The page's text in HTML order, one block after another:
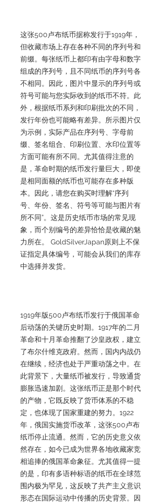
这张500卢布纸币据称发行于1919年，
但收藏市场上存在各种不同的序列号和
前缀。每张纸币上都印有由字母和数字
组成的序列号，且不同纸币的序列号各
不相同。因此，图片中显示的序列号或
符号可能与您实际收到的纸币不符。此
外，根据纸币系列和印刷批次的不同，
发行年份也可能略有差异。所示图片仅
为示例，实际产品在序列号、字母前
缀、签名组合、印刷位置、水印位置等
方面可能有所不同。尤其值得注意的
是，革命时期的纸币发行量巨大，即使
是相同面额的纸币也可能存在多种版
本。因此，请您在购买时理解“序列
号、年份、签名、符号等可能与图片有
所不同”。这是历史纸币市场的常见现
象，而个别编号的差异恰恰是收藏的魅
力所在。 GoldSilverJapan原则上不保
证指定具体编号，可能会从我们的库存
中选择并发货。
1919年版500卢布纸币发行于俄国革命
后动荡的关键历史时期。1917年的二月
革命和十月革命推翻了沙皇政权，建立
了布尔什维克政府。然而，国内内战仍
在继续，经济也处于严重动荡之中。在
此背景下，大量纸币被发行，导致通货
膨胀迅速加剧。这张纸币正是那个时代
的产物，它既反映了货币体系的不稳
定，也体现了国家重建的努力。1922
年，俄国实施货币改革，这张500卢布
纸币停止流通。然而，它的历史意义依
然存在，如今已成为世界各地收藏家竞
相追捧的俄国革命象征。尤其值得一提
的是，印有多语种标语的纸币在全球范
围内极为罕见，这反映了共产主义意识
形态在国际运动中传播的历史背景。因